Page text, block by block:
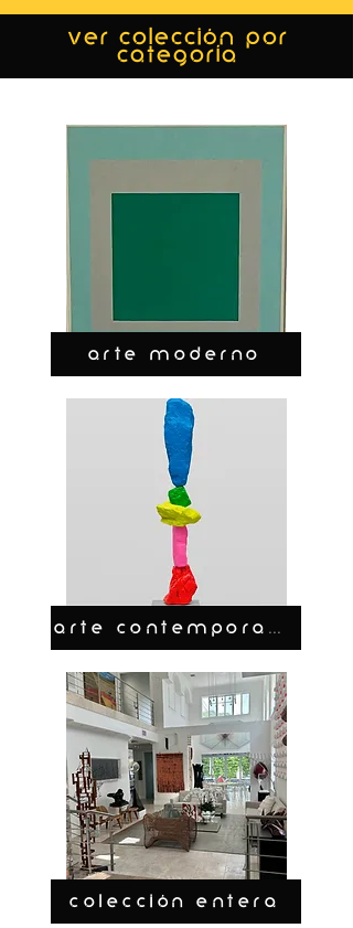
ver colección por
categoría
ARTE MODERNO
ARTE CONTEMPORANEO
COLECCIÓN ENTERA